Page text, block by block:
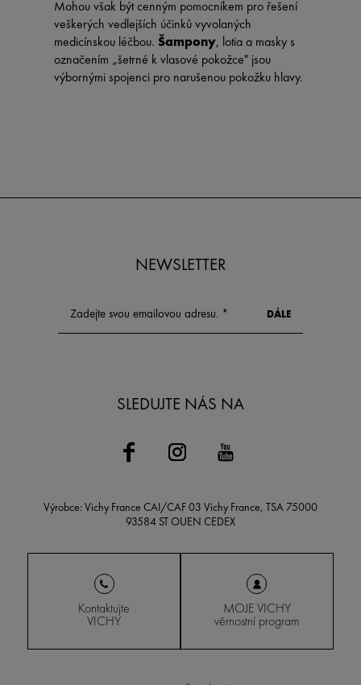
Mohou však být cenným pomocníkem pro řešení
veškerých vedlejších účinků vyvolaných
medicínskou léčbou. Šampony, lotia a masky s
označením „šetrné k vlasové pokožce" jsou
výbornými spojenci pro narušenou pokožku hlavy.
NEWSLETTER
SLEDUJTE NÁS NA
Výrobce: Vichy France CAI/CAF 03 Vichy France, TSA 75000
93584 ST OUEN CEDEX
Kontaktujte
VICHY
MOJE VICHY
věrnostní program